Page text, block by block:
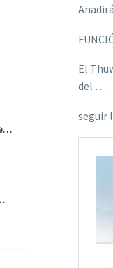
El
del …
seguir